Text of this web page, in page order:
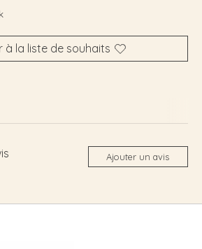
à la liste de souhaits
Ajouter un avis